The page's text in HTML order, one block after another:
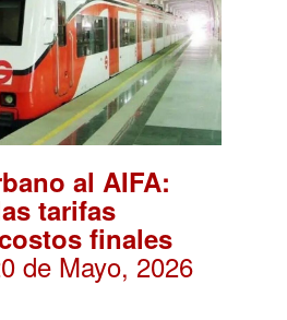
al AIFA:
tarifas
finales
de Mayo, 2026